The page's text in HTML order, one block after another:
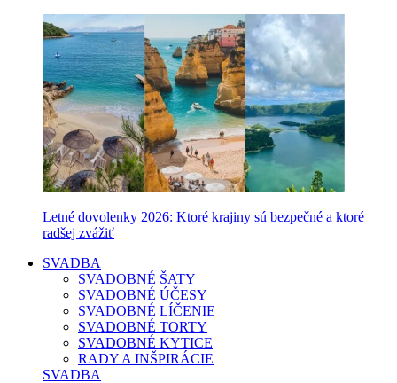
Letné dovolenky 2026: Ktoré krajiny sú bezpečné a ktoré
radšej zvážiť
SVADBA
SVADOBNÉ ŠATY
SVADOBNÉ ÚČESY
SVADOBNÉ LÍČENIE
SVADOBNÉ TORTY
SVADOBNÉ KYTICE
RADY A INŠPIRÁCIE
SVADBA